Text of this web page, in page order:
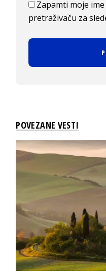
Zapamti moje
pretraživaču za
POVEZANE VESTI